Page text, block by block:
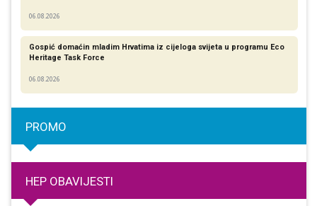
06.08.2026
Gospić domaćin mladim Hrvatima iz cijeloga svijeta u programu Eco
Heritage Task Force
06.08.2026
PROMO
HEP OBAVIJESTI